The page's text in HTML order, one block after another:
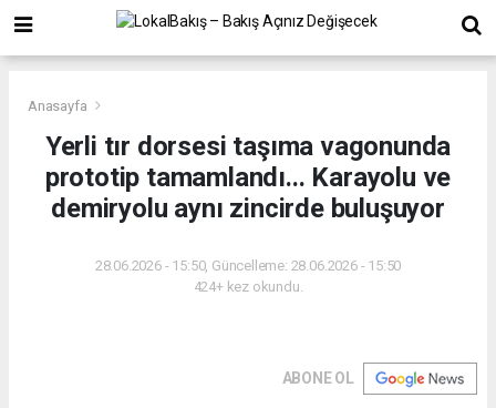
Anasayfa
Yerli tır dorsesi taşıma vagonunda
prototip tamamlandı... Karayolu ve
demiryolu aynı zincirde buluşuyor
28.06.2026 - 15:50, Güncelleme: 28.06.2026 - 15:50
424+ kez okundu.
ABONE OL